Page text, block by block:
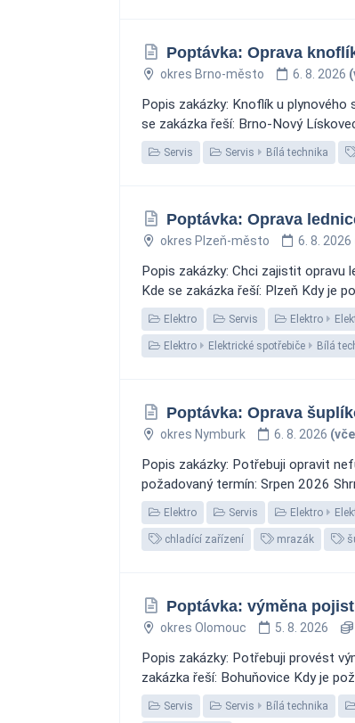
Poptávka: Oprava
okres Brno-město 6. 8. 2026
Popis zakázky: Knoflík u
se zakázka řeší: Brno-Nový
Servis Servis Bílá technika
Poptávka: Oprava
okres Plzeň-město 6. 8. 2026
Popis zakázky: Chci zajistit opravu
Kde se zakázka řeší: Plzeň Kdy je
Elektro Servis Elektro
Elektro Elektrické spotřebiče Bílá
Poptávka: Oprava
okres Nymburk 6. 8. 2026
Popis zakázky: Potřebuji opravit
požadovaný termín: Srpen 2026
Elektro Servis Elektro
chladící zařízení mrazák
Poptávka: výměna
okres Olomouc 5. 8. 2026
Popis zakázky: Potřebuji provést
zakázka řeší: Bohuňovice Kdy je
Servis Servis Bílá technika